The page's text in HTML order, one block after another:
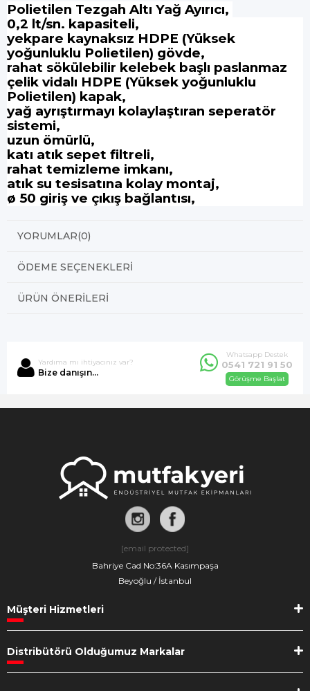
Polietilen Tezgah Altı Yağ Ayırıcı,
0,2 lt/sn. kapasiteli,
yekpare kaynaksız HDPE (Yüksek
yoğunluklu Polietilen) gövde,
rahat sökülebilir kelebek başlı paslanmaz
çelik vidalı HDPE (Yüksek yoğunluklu
Polietilen) kapak,
yağ ayrıştırmayı kolaylaştıran seperatör
sistemi,
uzun ömürlü,
katı atık sepet filtreli,
rahat temizleme imkanı,
atık su tesisatına kolay montaj,
ø 50 giriş ve çıkış bağlantısı,
YORUMLAR(0)
ÖDEME SEÇENEKLERI
ÜRÜN ÖNERILERI
Yardıma mı ihtiyacınız var?
Bize danışın...
Whatsapp Destek
0541 721 91 50
Görüşme Başlat
[email protected]
Bahriye Cad No:36A Kasımpaşa
Beyoğlu / İstanbul
Müşteri Hizmetleri
Distribütörü Olduğumuz Markalar